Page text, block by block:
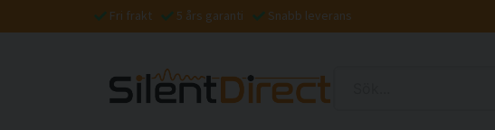
Fri frakt 5 års garanti Snabb leverans